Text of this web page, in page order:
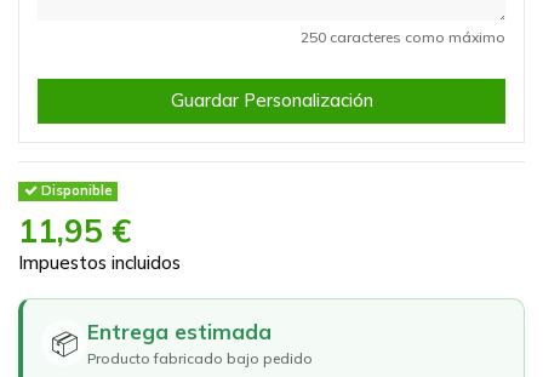
250 caracteres como máximo
Guardar Personalización
Disponible
11,95 €
Impuestos incluidos
📦 Entrega estimada
Producto fabricado bajo pedido